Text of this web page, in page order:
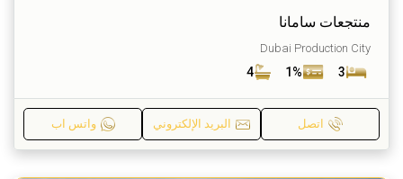
منتجعات سامانا
Dubai Production City
3
1%
4
اتصل البريد الإلكتروني واتس اب